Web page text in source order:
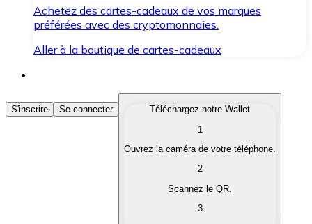
Achetez des cartes-cadeaux de vos marques
préférées avec des cryptomonnaies.
Aller à la boutique de cartes-cadeaux
Acheter des Cryptomonnaies
Achetez les cryptomonnaies qui vous intéressent
Convertissez vos cryptomonnaies en monnaie
S'inscrire Se connecter
Téléchargez notre Wallet
1
Ouvrez la caméra de votre téléphone.
2
Scannez le QR.
3